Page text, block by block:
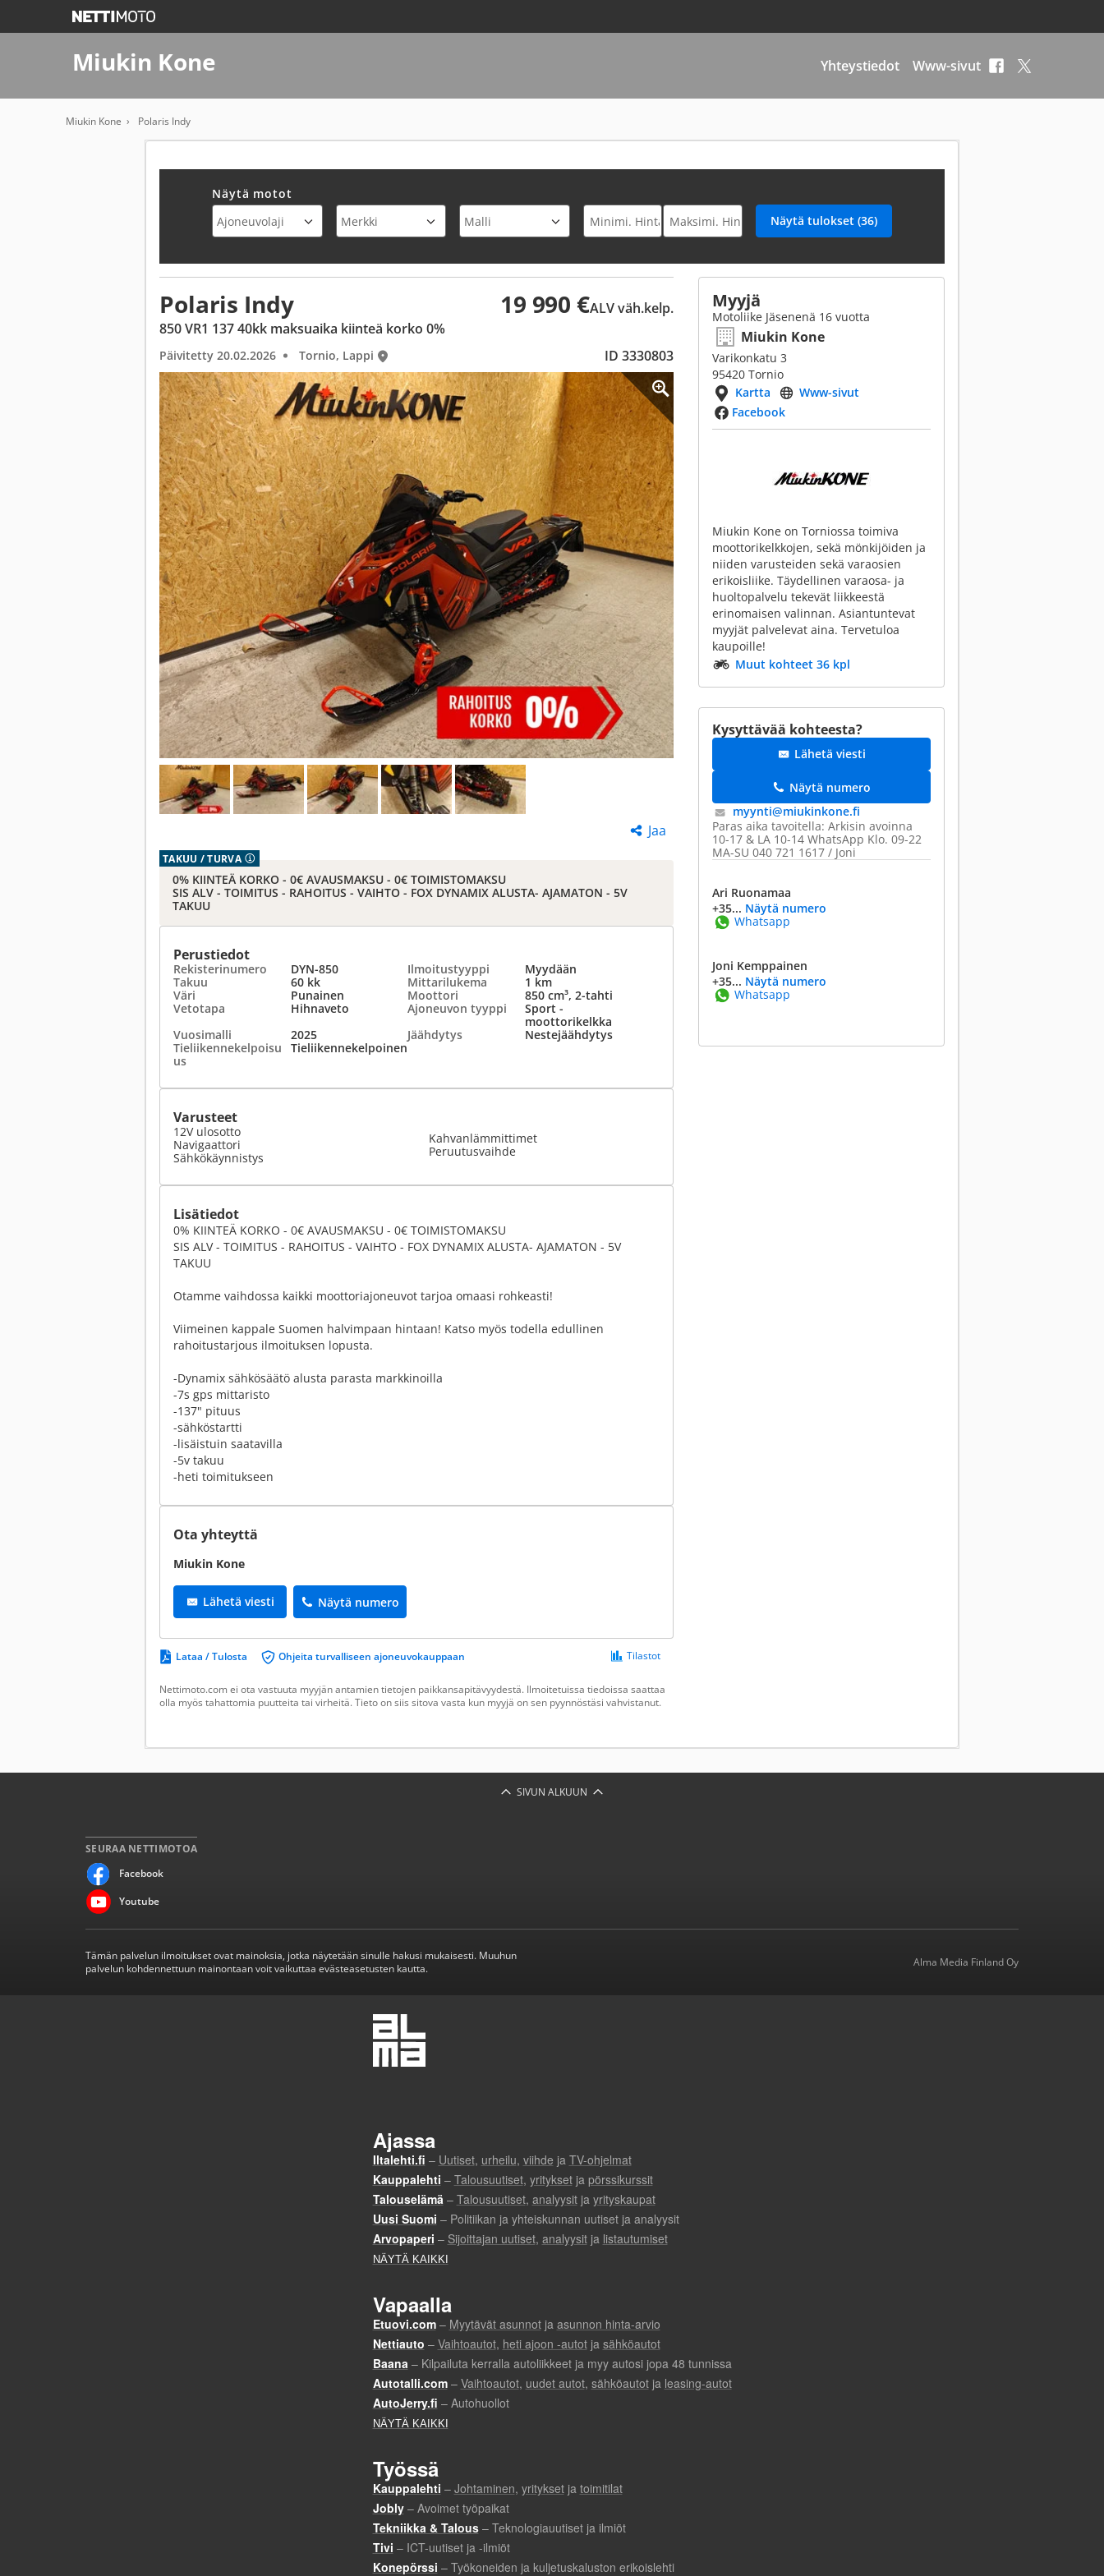
Miukin Kone Yhteystiedot Www-sivut
Miukin Kone Polaris Indy
Näytä motot
Polaris Indy 19 990 €ALV väh.kelp.
850 VR1 137 40kk maksuaika kiinteä korko 0%
Päivitetty 20.02.2026 Tornio, Lappi ID 3330803
Jaa
TAKUU / TURVA
0% KIINTEÄ KORKO - 0€ AVAUSMAKSU - 0€ TOIMISTOMAKSU
SIS ALV - TOIMITUS - RAHOITUS - VAIHTO - FOX DYNAMIX ALUSTA- AJAMATON - 5V
TAKUU
Perustiedot
Rekisterinumero DYN-850 Ilmoitustyyppi
Myydään
Takuu
60 kk Mittarilukema
1 km
Väri
Punainen Moottori
850 cm³, 2-tahti
Vetotapa
Hihnaveto Ajoneuvon tyyppi
Sport -
moottorikelkka
Vuosimalli
2025 Jäähdytys
Nestejäähdytys
Tieliikennekelpoisu
us
Tieliikennekelpoinen
Varusteet
12V ulosotto
Navigaattori
Sähkökäynnistys
Kahvanlämmittimet
Peruutusvaihde
Lisätiedot
0% KIINTEÄ KORKO - 0€ AVAUSMAKSU - 0€ TOIMISTOMAKSU
SIS ALV - TOIMITUS - RAHOITUS - VAIHTO - FOX DYNAMIX ALUSTA- AJAMATON - 5V
TAKUU
Otamme vaihdossa kaikki moottoriajoneuvot tarjoa omaasi rohkeasti!
Viimeinen kappale Suomen halvimpaan hintaan! Katso myös todella edullinen
rahoitustarjous ilmoituksen lopusta.
-Dynamix sähkösäätö alusta parasta markkinoilla
-7s gps mittaristo
-137" pituus
-sähköstartti
-lisäistuin saatavilla
-5v takuu
-heti toimitukseen
Ota yhteyttä
Miukin Kone
Lähetä viesti Näytä numero
Lataa / Tulosta Ohjeita turvalliseen ajoneuvokauppaan Tilastot
Nettimoto.com ei ota vastuuta myyjän antamien tietojen paikkansapitävyydestä. Ilmoitetuissa tiedoissa saattaa
olla myös tahattomia puutteita tai virheitä. Tieto on siis sitova vasta kun myyjä on sen pyynnöstäsi vahvistanut.
Myyjä
Motoliike Jäsenenä 16 vuotta
Miukin Kone
Varikonkatu 3
95420 Tornio
Kartta
Www-sivut
Facebook
Miukin Kone on Torniossa toimiva
moottorikelkkojen, sekä mönkijöiden ja
niiden varusteiden sekä varaosien
erikoisliike. Täydellinen varaosa- ja
huoltopalvelu tekevät liikkeestä
erinomaisen valinnan. Asiantuntevat
myyjät palvelevat aina. Tervetuloa
kaupoille!
Muut kohteet 36 kpl
Kysyttävää kohteesta?
Lähetä viesti
Näytä numero
myynti@​miukinkone.fi
Paras aika tavoitella: Arkisin avoinna
10-17 & LA 10-14 WhatsApp Klo. 09-22
MA-SU 040 721 1617 / Joni
Ari Ruonamaa
+35... Näytä numero
Whatsapp
Joni Kemppainen
+35... Näytä numero
Whatsapp
SIVUN ALKUUN
SEURAA NETTIMOTOA
Facebook
Youtube
Tämän palvelun ilmoitukset ovat mainoksia, jotka näytetään sinulle hakusi mukaisesti. Muuhun
palvelun kohdennettuun mainontaan voit vaikuttaa evästeasetusten kautta.
Alma Media Finland Oy